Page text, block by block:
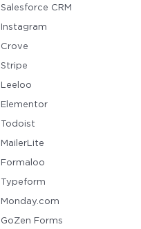
Salesforce CRM
Instagram
Crove
Stripe
Leeloo
Elementor
Todoist
MailerLite
Formaloo
Typeform
Monday.com
GoZen Forms